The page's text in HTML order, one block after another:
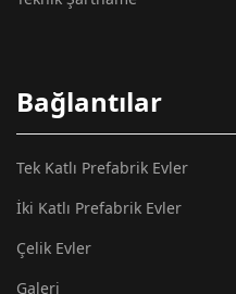
Bağlantılar
Tek Katlı Prefabrik Evler
İki Katlı Prefabrik Evler
Çelik Evler
Galeri